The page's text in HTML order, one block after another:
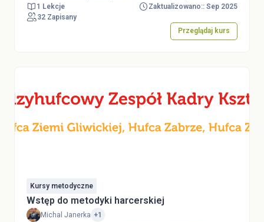
uwzględnieniem metodyki starszoharcerskiej. Przed
podejściem do testu należy zapoznać się z dokumentem
System Metodyczny ZHP, będącym załącznikiem do
"Wyprawa między wierszami".
1 Lekcje
Zaktualizowano:: Sep 2025
32 Zapisany
Przeglądaj kurs
Kursy metodyczne
Wstęp do metodyki harcerskiej
Michal Janerka +1